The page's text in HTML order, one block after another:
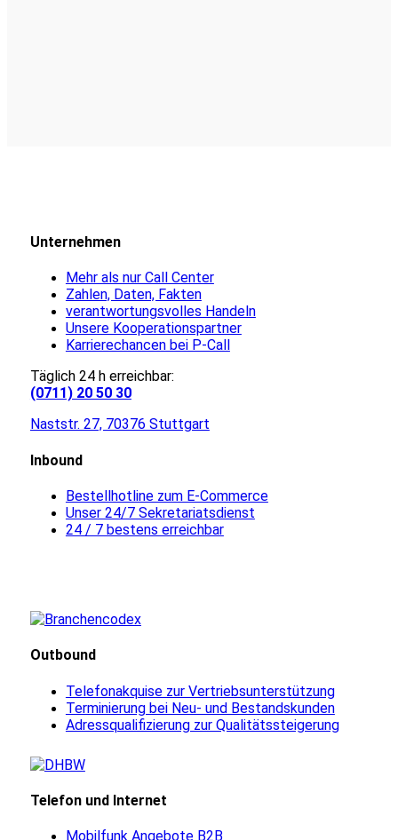
Unternehmen
Mehr als nur Call Center
Zahlen, Daten, Fakten
verantwortungsvolles Handeln
Unsere Kooperationspartner
Karrierechancen bei P-Call
Täglich 24 h erreichbar:
(0711) 20 50 30
Naststr. 27, 70376 Stuttgart
Inbound
Bestellhotline zum E-Commerce
Unser 24/7 Sekretariatsdienst
24 / 7 bestens erreichbar
Outbound
Telefonakquise zur Vertriebsunterstützung
Terminierung bei Neu- und Bestandskunden
Adressqualifizierung zur Qualitätssteigerung
Telefon und Internet
Mobilfunk Angebote B2B